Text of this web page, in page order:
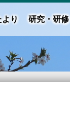
り 研究・研修